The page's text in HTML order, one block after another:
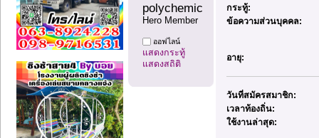
polychemicals10
Hero Member
ออฟไลน์
แสดงกระทู้
แสดงสถิติ
กระทู้:
ข้อความส่วนบุคคล:
อายุ:
วันที่สมัครสมาชิก:
เวลาท้องถิ่น:
ใช้งานล่าสุด: